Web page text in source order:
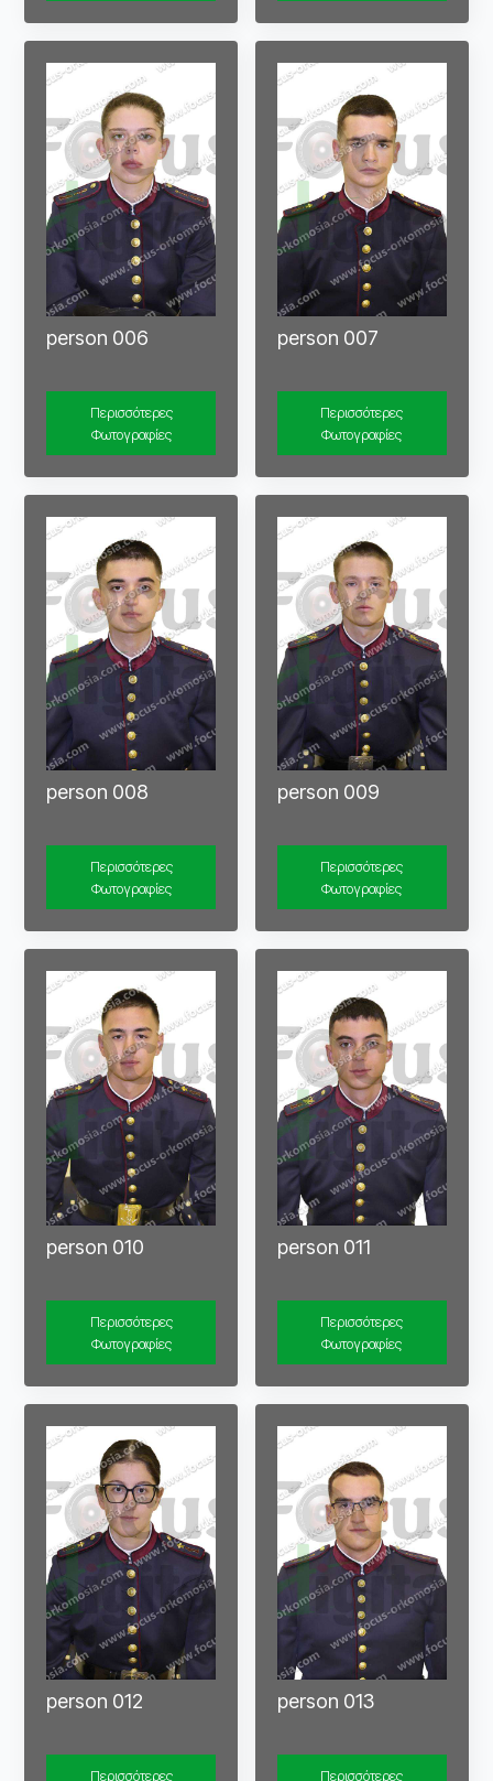
person 006
Περισσότερες
Φωτογραφίες
person 007
Περισσότερες
Φωτογραφίες
person 008
Περισσότερες
Φωτογραφίες
person 009
Περισσότερες
Φωτογραφίες
person 010
Περισσότερες
Φωτογραφίες
person 011
Περισσότερες
Φωτογραφίες
person 012
Περισσότερες
person 013
Περισσότερες